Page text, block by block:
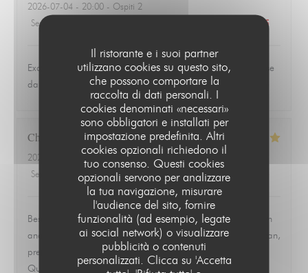
Il ristorante e i suoi partner
utilizzano cookies su questo sito,
che possono comportare la
raccolta di dati personali. I
cookies denominati «necessari»
sono obbligatori e installati per
impostazione predefinita. Altri
cookies opzionali richiedono il
tuo consenso. Questi cookies
opzionali servono per analizzare
la tua navigazione, misurare
l'audience del sito, fornire
funzionalità (ad esempio, legate
ai social network) o visualizzare
pubblicità o contenuti
personalizzati. Clicca su 'Accetta
2026-07-04 - 20:00 - Ospiti 2
Servizio
/5
Excellente table pour se régaler d’une bonne cuisine lyonnaise
dans le quartier de Montparnasse.
Christopher L
2026-06-19
- 19:30 - Ospiti 2
Servizio
Atmosfera: 5/5 Cucina: 5/5 Qualità / Prezzo
Best meal we had in Paris. Ordered the ravioles de Saint Jean
and the quenelle de brochet and both were exceptional. Clean,
precise, and full of flavor without trying to overwork the dish.
Quiet, quaint room that feels tucked away from everything.